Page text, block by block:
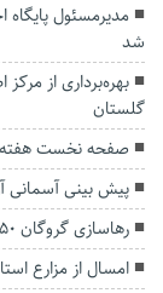
مدیرمسئول پایگاه
شد
بهره‌برداری از
گلستان
صفحه نخست
پیش بینی آسمانی
رهاسازی گروگان ۵۰ میلیارد ریالی بعد از ۷۸ روز
امسال از مزارع استان ۸۰۰ تن زیره سبز